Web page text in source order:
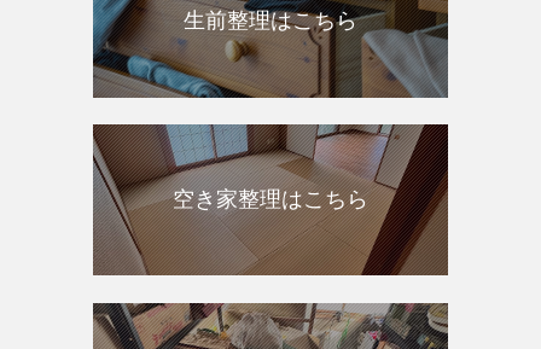
生前整理はこちら
空き家整理はこちら